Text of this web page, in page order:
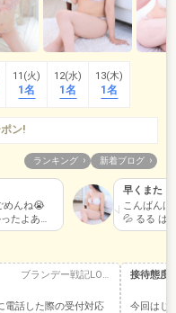
11(火)
1名
12(水)
1名
13(木)
1名
ン!
ランキング 新着ブログ
めんね😭
たよあり
早くまた
こんばんは
💦 るる は
ゃ、すっご
ブランデー戦記LOVE
電話した際の受付対応
接待態度
今回はじ